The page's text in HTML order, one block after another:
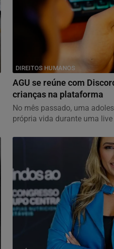
DIREITOS HUMANOS
AGU se reúne com
crianças na plataforma
No mês passado, uma
própria vida durante uma